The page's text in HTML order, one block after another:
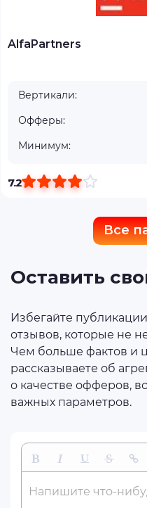
AlfaPartners
Вертикали:
Офферы:
Минимум:
7.2
Все
Оставить
Избегайте
отзывов, которые не
Чем больше фактов и
рассказываете об
о качестве офферов,
важных параметров.
Напишите что-